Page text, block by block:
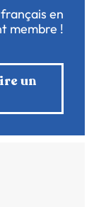
en
membre !
un